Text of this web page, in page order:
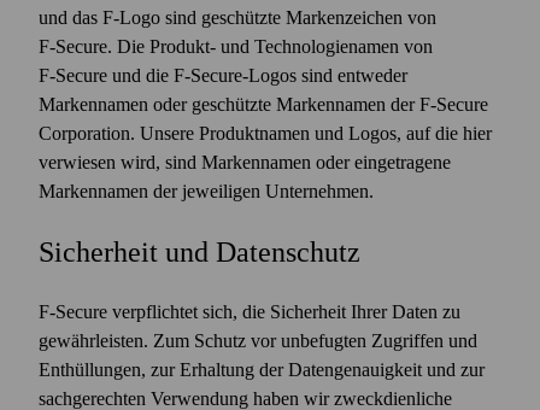
und das F‑Logo sind geschützte Markenzeichen von
F‑Secure. Die Produkt- und Technologienamen von
F‑Secure und die F‑Secure-Logos sind entweder
Markennamen oder geschützte Markennamen der F‑Secure
Corporation. Unsere Produktnamen und Logos, auf die hier
verwiesen wird, sind Markennamen oder eingetragene
Markennamen der jeweiligen Unternehmen.
Sicherheit und Datenschutz
F‑Secure verpflichtet sich, die Sicherheit Ihrer Daten zu
gewährleisten. Zum Schutz vor unbefugten Zugriffen und
Enthüllungen, zur Erhaltung der Datengenauigkeit und zur
sachgerechten Verwendung haben wir zweckdienliche